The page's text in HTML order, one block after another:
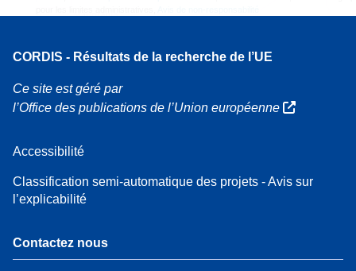
CORDIS - Résultats de la recherche de l’UE
Ce site est géré par
l’Office des publications de l’Union européenne
Accessibilité
Classification semi-automatique des projets - Avis sur
l’explicabilité
Contactez nous